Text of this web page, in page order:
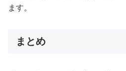
ます。
まとめ